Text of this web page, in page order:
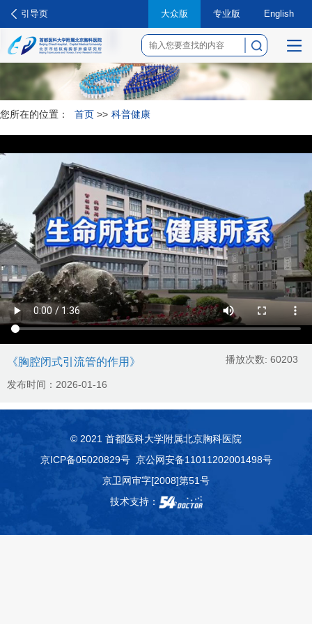
引导页 大众版 专业版 English
菜
您所在的位置： 首页 >> 科普健康
《胸腔闭式引流管的作用》 播放次数: 60203
发布时间：2026-01-16
© 2021 首都医科大学附属北京胸科医院
京ICP备05020829号京公网安备11011202001498号
京卫网审字[2008]第51号
技术支持：